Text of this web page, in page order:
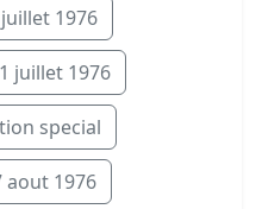
1976
juillet 1976
special
aout 1976